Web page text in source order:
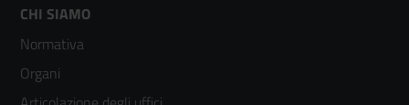
Footer
menù
CHI SIAMO
Normativa
Organi